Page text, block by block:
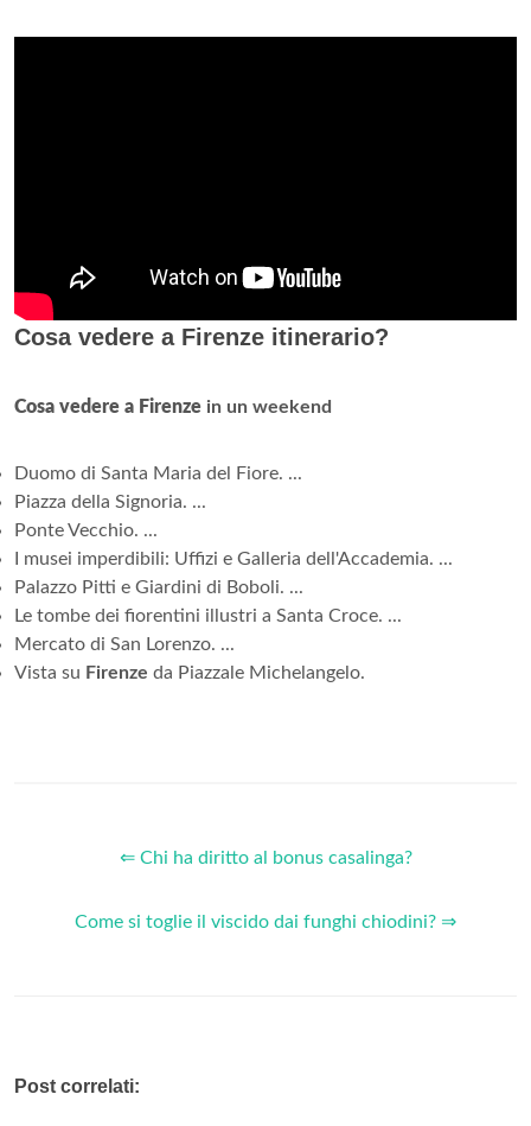
Cosa vedere a Firenze itinerario?
Cosa vedere a Firenze in un weekend
Duomo di Santa Maria del Fiore. ...
Piazza della Signoria. ...
Ponte Vecchio. ...
I musei imperdibili: Uffizi e Galleria dell'Accademia. ...
Palazzo Pitti e Giardini di Boboli. ...
Le tombe dei fiorentini illustri a Santa Croce. ...
Mercato di San Lorenzo. ...
Vista su Firenze da Piazzale Michelangelo.
⇐ Chi ha diritto al bonus casalinga?
Come si toglie il viscido dai funghi chiodini? ⇒
Post correlati: